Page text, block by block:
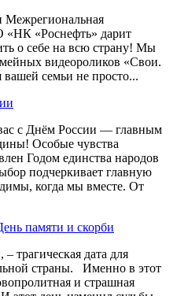
Межрегиональная
«НК «Роснефть» дарит
о себе на всю страну! Мы
видеороликов «Свои.
семьи не просто...
с Днём России — главным
Особые чувства
Годом единства народов
подчеркивает главную
когда мы вместе. От
памяти и скорби
трагическая дата для
страны. Именно в этот
и страшная